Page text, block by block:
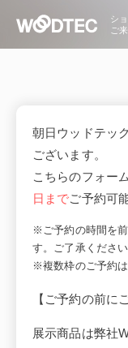
シ
ご
朝日ウッドテッ
ございます。
こちらのフォー
日までご予約可
※ご予約の時間を
す。ご了承ください
※複数枠のご予約は
【ご予約の前に
展示商品は弊社